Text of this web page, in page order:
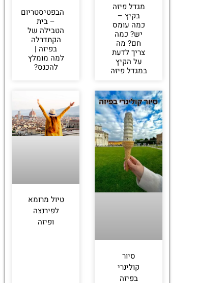
מגדל פיזה
בקיץ –
כמה עומס
יש? כמה
חם? מה
צריך לדעת
על הקיץ
במגדל פיזה
הבפטיסטריום
– בית
הטבילה של
הקתדרלה
בפיזה |
למה מומלץ
להכנס?
סיור
קולינרי
בפיזה
טיול מרומא
לפירנצה
ופיזה